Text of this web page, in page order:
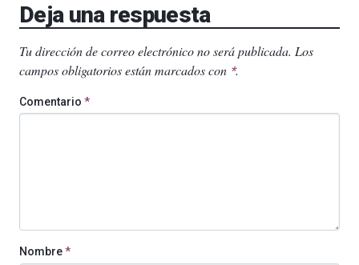
Deja una respuesta
Tu dirección de correo electrónico no será publicada. Los
campos obligatorios están marcados con *.
Comentario *
Nombre*